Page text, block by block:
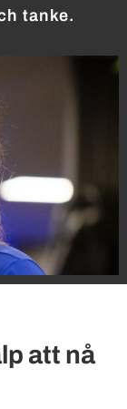
tanke.
att nå